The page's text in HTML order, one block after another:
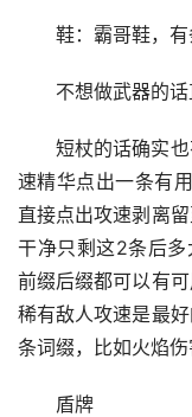
鞋：霸哥鞋，有
不想做武器的
短杖的话确实
速精华点出一条有
直接点出攻速剥离
干净只剩这2条后
前缀后缀都可以有
稀有敌人攻速是最
条词缀，比如火焰伤
盾牌